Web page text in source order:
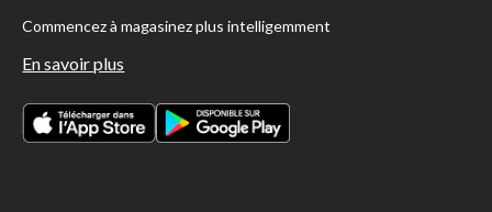
Commencez à magasinez plus intelligemment
En savoir plus